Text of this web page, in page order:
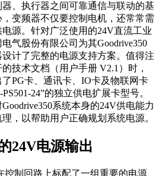
、执行器之间可靠通信与联动的基
变频器不仅要控制电机，还常常需
源。针对广泛使用的24V直流工业
气股份有限公司为其Goodrive350
计了完整的电源支持方案。值得注
技术文档（用户手册 V2.1）时，
PG卡、通讯卡、IO卡及物联网卡
24”的独立供电扩展卡型号。
系统本身的24V供电能力
，以帮助用户正确规划系统电源。
24V电源输出
控制回路上标配了一组重要的电源